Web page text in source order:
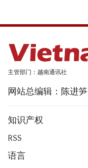
主管部门：越南通讯社
网站总编辑：陈进笋
知识产权
RSS
语言